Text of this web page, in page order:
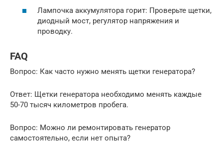
Лампочка аккумулятора горит: Проверьте щетки,
диодный мост, регулятор напряжения и
проводку.
FAQ
Вопрос: Как часто нужно менять щетки генератора?
Ответ: Щетки генератора необходимо менять каждые
50-70 тысяч километров пробега.
Вопрос: Можно ли ремонтировать генератор
самостоятельно, если нет опыта?